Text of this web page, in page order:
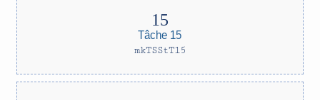
Tâche 15
mkTSStT15